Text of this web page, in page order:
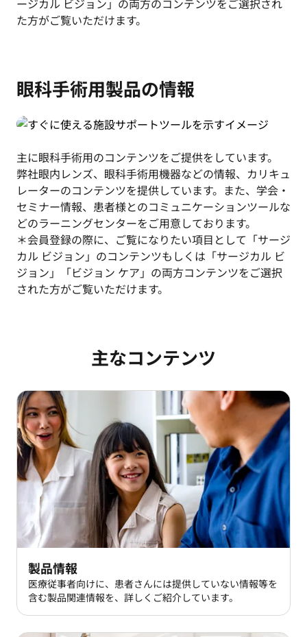
ージカル ビジョン」の両方のコンテンツをご選択され
た方がご覧いただけます。
眼科手術用製品の情報
主に眼科手術用のコンテンツをご提供をしています。
弊社眼内レンズ、眼科手術用機器などの情報、カリキュ
レーターのコンテンツを提供しています。また、学会・
セミナー情報、患者様とのコミュニケーションツールな
どのラーニングセンターをご用意しております。
＊会員登録の際に、ご覧になりたい項目として「サージ
カル ビジョン」のコンテンツもしくは「サージカル ビ
ジョン」「ビジョン ケア」の両方コンテンツをご選択
された方がご覧いただけます。
主なコンテンツ
製品情報
医療従事者向けに、患者さんには提供していない情報等を
含む製品関連情報を、詳しくご紹介しています。